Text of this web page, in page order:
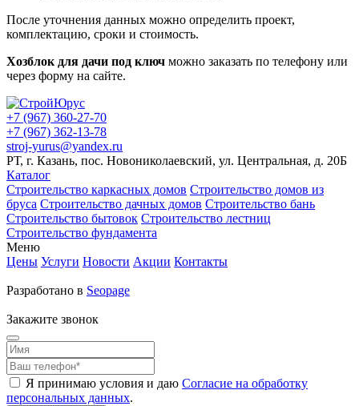
После уточнения данных можно определить проект,
комплектацию, сроки и стоимость.
Хозблок для дачи под ключ можно заказать по телефону или
через форму на сайте.
+7 (967) 360-27-70
+7 (967) 362-13-78
stroj-yurus@yandex.ru
РТ, г. Казань, пос. Новониколаевский, ул. Центральная, д. 20Б
Каталог
Строительство каркасных домов Строительство домов из
бруса Строительство дачных домов Строительство бань
Строительство бытовок Строительство лестниц
Строительство фундамента
Меню
Цены Услуги Новости Акции Контакты
Разработано в Seopage
Закажите звонок
Я принимаю условия и даю Согласие на обработку
персональных данных.